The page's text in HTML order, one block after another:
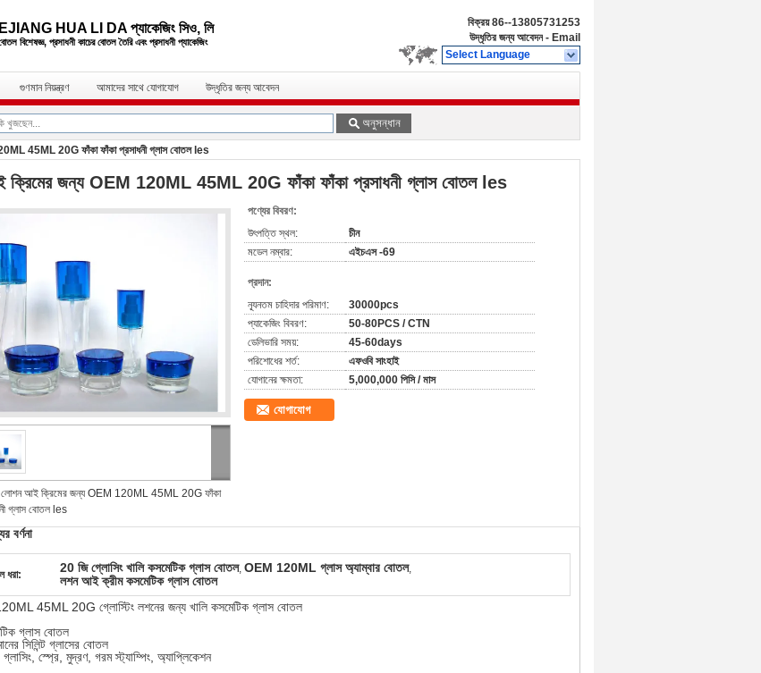
HUA LI DA প্যাকেজিং সিও, লি
বিশেষজ্ঞ, প্রসাধনী কাচের বোতলতৈরি এবং প্রসাধনী প্যাকেজিং
বিক্রয়86--13805731253
উদ্ধৃতির জন্য আবেদন - Email
Select Language
গুণমান নিয়ন্ত্রণ আমাদের সাথে যোগাযোগ উদ্ধৃতির জন্য আবেদন
অনুসন্ধান
45ML 20G ফাঁকা ফাঁকা প্রসাধনী গ্লাস বোতল les
জন্য OEM 120ML 45ML 20G ফাঁকা ফাঁকা প্রসাধনী গ্লাস বোতল les
লোশন আই ক্রিমের জন্য OEM 120ML 45ML 20G ফাঁকা
গ্লাস বোতল les
পণ্যের বিবরণ:
উৎপত্তি স্থল:
চীন
মডেল নম্বার:
এইচএস -69
প্রদান:
ন্যূনতম চাহিদার পরিমাণ:
30000pcs
প্যাকেজিং বিবরণ:
50-80PCS / CTN
ডেলিভারি সময়:
45-60days
পরিশোধের শর্ত:
এফওবি সাংহাই
যোগানের ক্ষমতা:
5,000,000 পিসি / মাস
যোগাযোগ
বর্ণনা
ধরা: 20 জি গ্লোসিং খালি কসমেটিক গ্লাস বোতল, OEM 120ML গ্লাস অ্যাম্বার বোতল,
লশন আই ক্রীম কসমেটিক গ্লাস বোতল
45ML 20G গ্লোস্টিং লশনের জন্য খালি কসমেটিক গ্লাস বোতল
গ্লাস বোতল
সিলিন্ট গ্লাসের বোতল
স্প্রে, মুদ্রণ, গরম স্ট্যাম্পিং, অ্যাপ্লিকেশন